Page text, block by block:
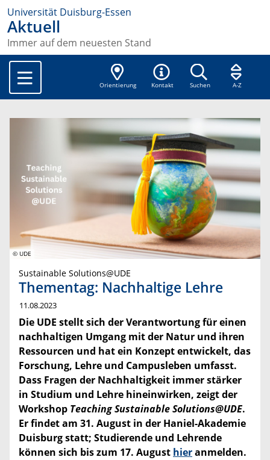
Universität Duisburg-Essen
Aktuell
Immer auf dem neuesten Stand
Orientierung Kontakt Suchen A-Z
© UDE
Sustainable Solutions@UDE
Thementag: Nachhaltige Lehre
11.08.2023
Die UDE stellt sich der Verantwortung für einen
nachhaltigen Umgang mit der Natur und ihren
Ressourcen und hat ein Konzept entwickelt, das
Forschung, Lehre und Campusleben umfasst.
Dass Fragen der Nachhaltigkeit immer stärker
in Studium und Lehre hineinwirken, zeigt der
Workshop Teaching Sustainable Solutions@UDE.
Er findet am 31. August in der Haniel-Akademie
Duisburg statt; Studierende und Lehrende
können sich bis zum 17. August hieranmelden.